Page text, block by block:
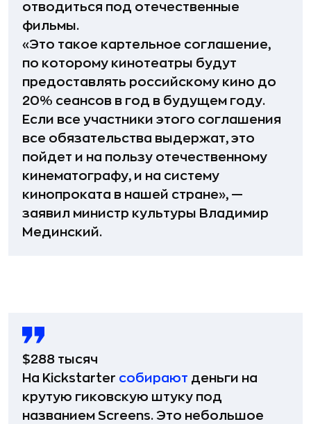
отводиться под отечественные
фильмы.
«Это такое картельное соглашение,
по которому кинотеатры будут
предоставлять российскому кино до
20% сеансов в год в будущем году.
Если все участники этого соглашения
все обязательства выдержат, это
пойдет и на пользу отечественному
кинематографу, и на систему
кинопроката в нашей стране», —
заявил министр культуры Владимир
Мединский.
$288 тысяч
На Kiсkstarter собирают деньги на
крутую гиковскую штуку под
названием Screens. Это небольшое